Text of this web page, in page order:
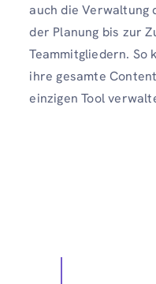
auch die Verwaltung
der Planung bis zur
Teammitgliedern.
ihre gesamte
einzigen Tool